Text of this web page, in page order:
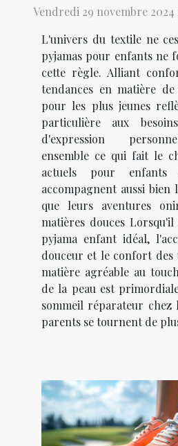
Vendredi 29 novembre 2024
L'univers du textile ne
pyjamas pour enfants ne
cette règle. Alliant
tendances en matière
pour les plus jeunes
particulière aux
d'expression
ensemble ce qui fait le
actuels pour
accompagnent aussi bien
que leurs aventures
matières douces
pyjama enfant idéal,
douceur et le confort des
matière agréable au
de la peau est
sommeil réparateur chez
parents se tournent de